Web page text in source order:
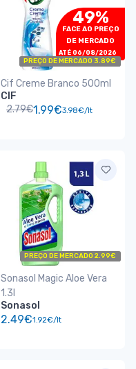
49%
FACE AO PREÇO
DE MERCADO
ATÉ 06/08/2026
PREÇO DE MERCADO 3.89€
Cif Creme Branco 500ml
CIF
2.79€1.99€3.98€/lt
PREÇO DE MERCADO 2.99€
Sonasol Magic Aloe Vera
1.3l
Sonasol
2.49€1.92€/lt